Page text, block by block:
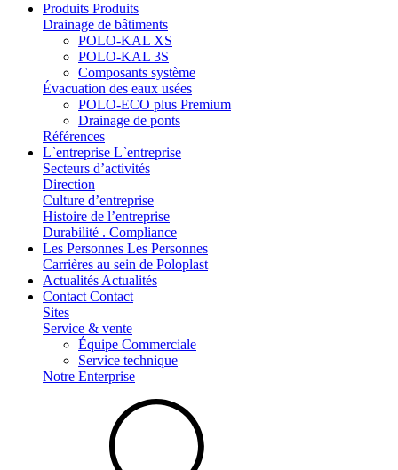
Produits Produits
Drainage de bâtiments
POLO-KAL XS
POLO-KAL 3S
Composants système
Évacuation des eaux usées
POLO-ECO plus Premium
Drainage de ponts
Références
L`entreprise L`entreprise
Secteurs d’activités
Direction
Culture d’entreprise
Histoire de l’entreprise
Durabilité . Compliance
Les Personnes Les Personnes
Carrières au sein de Poloplast
Actualités Actualités
Contact Contact
Sites
Service & vente
Équipe Commerciale
Service technique
Notre Enterprise